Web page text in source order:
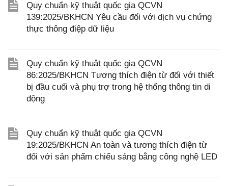
Quy chuẩn kỹ thuật quốc gia QCVN
139:2025/BKHCN Yêu cầu đối với dịch vụ chứng
thực thông điệp dữ liệu
Quy chuẩn kỹ thuật quốc gia QCVN
86:2025/BKHCN Tương thích điện từ đối với thiết
bị đầu cuối và phụ trợ trong hệ thống thông tin di
động
Quy chuẩn kỹ thuật quốc gia QCVN
19:2025/BKHCN An toàn và tương thích điện từ
đối với sản phẩm chiếu sáng bằng công nghệ LED